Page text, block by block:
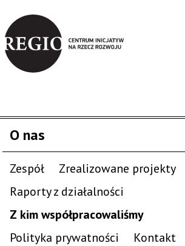
Gra
O nas
Zespół
Zrealizowane projekty
Raporty z działalności
Z kim współpracowaliśmy
Polityka prywatności
Kontakt